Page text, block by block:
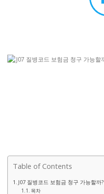
Table of Contents
J07 질병코드 보험금 청구 가능할까?
목차